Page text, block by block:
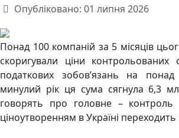
Опубліковано: 01 липня 2026
Понад 100 компаній за 5 місяців
скоригували ціни контрольованих
податкових зобов’язань на
минулий рік ця сума сягнула 6,3
говорять про головне – контроль
ціноутворенням в Україні